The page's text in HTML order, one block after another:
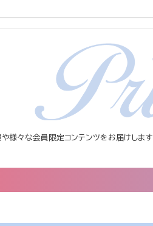
様々な会員限定コンテンツをお届けします